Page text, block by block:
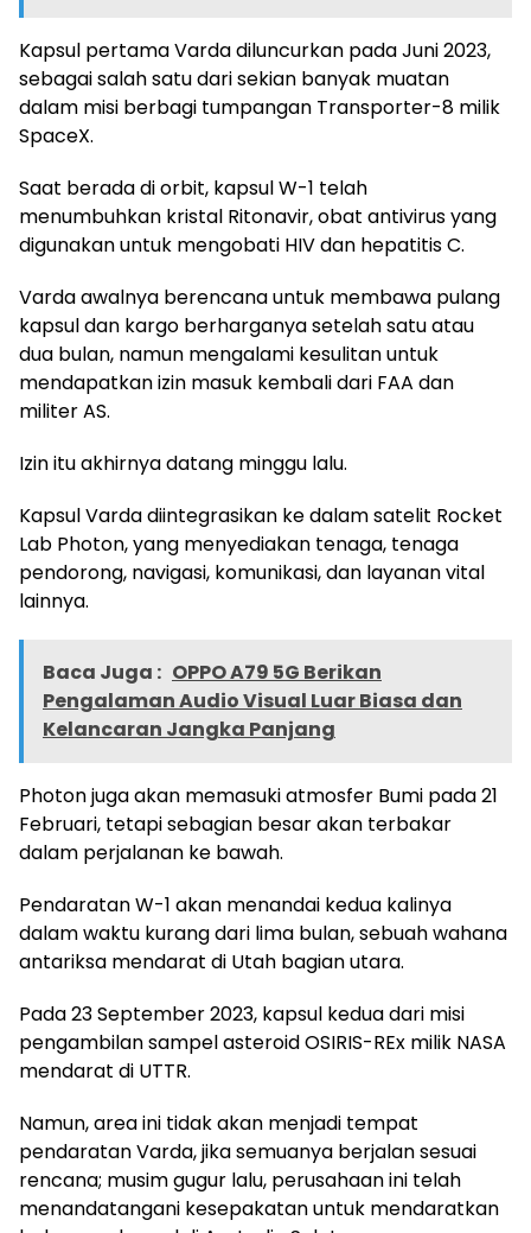
Kapsul pertama Varda diluncurkan pada Juni 2023,
sebagai salah satu dari sekian banyak muatan
dalam misi berbagi tumpangan Transporter-8 milik
SpaceX.
Saat berada di orbit, kapsul W-1 telah
menumbuhkan kristal Ritonavir, obat antivirus yang
digunakan untuk mengobati HIV dan hepatitis C.
Varda awalnya berencana untuk membawa pulang
kapsul dan kargo berharganya setelah satu atau
dua bulan, namun mengalami kesulitan untuk
mendapatkan izin masuk kembali dari FAA dan
militer AS.
Izin itu akhirnya datang minggu lalu.
Kapsul Varda diintegrasikan ke dalam satelit Rocket
Lab Photon, yang menyediakan tenaga, tenaga
pendorong, navigasi, komunikasi, dan layanan vital
lainnya.
Baca Juga : OPPO A79 5G Berikan
Pengalaman Audio Visual Luar Biasa dan
Kelancaran Jangka Panjang
Photon juga akan memasuki atmosfer Bumi pada 21
Februari, tetapi sebagian besar akan terbakar
dalam perjalanan ke bawah.
Pendaratan W-1 akan menandai kedua kalinya
dalam waktu kurang dari lima bulan, sebuah wahana
antariksa mendarat di Utah bagian utara.
Pada 23 September 2023, kapsul kedua dari misi
pengambilan sampel asteroid OSIRIS-REx milik NASA
mendarat di UTTR.
Namun, area ini tidak akan menjadi tempat
pendaratan Varda, jika semuanya berjalan sesuai
rencana; musim gugur lalu, perusahaan ini telah
menandatangani kesepakatan untuk mendaratkan